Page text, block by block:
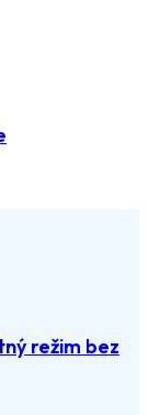
režim bez